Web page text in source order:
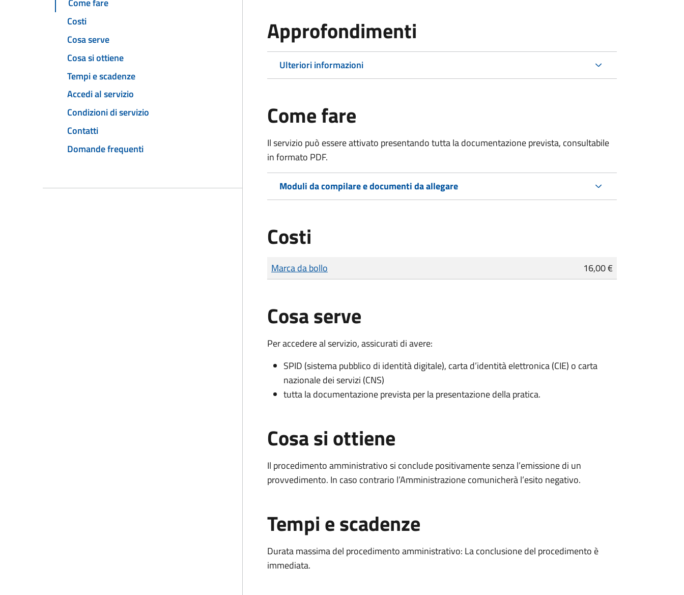
Come fare
Costi
Cosa serve
Cosa si ottiene
Tempi e scadenze
Accedi al servizio
Condizioni di servizio
Contatti
Domande frequenti
Approfondimenti
Ulteriori informazioni
Come fare
Il servizio può essere attivato presentando tutta la documentazione prevista, consultabile
in formato PDF.
Moduli da compilare e documenti da allegare
Costi
Tipo di pagamento
Importo
Marca da bollo 16,00 €
Cosa serve
Per accedere al servizio, assicurati di avere:
SPID (sistema pubblico di identità digitale), carta d’identità elettronica (CIE) o carta
nazionale dei servizi (CNS)
tutta la documentazione prevista per la presentazione della pratica.
Cosa si ottiene
Il procedimento amministrativo si conclude positivamente senza l’emissione di un
provvedimento. In caso contrario l’Amministrazione comunicherà l’esito negativo.
Tempi e scadenze
Durata massima del procedimento amministrativo: La conclusione del procedimento è
immediata.